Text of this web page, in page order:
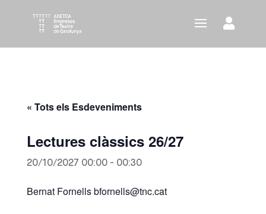
« Tots els Esdeveniments
Lectures clàssics 26/27
20/10/2027 00:00- 00:30
Bernat Fornells bfornells@tnc.cat